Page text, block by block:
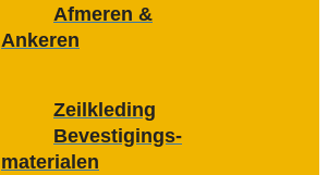
Afmeren &
Ankeren
Zeilkleding
Bevestigings­­
materialen